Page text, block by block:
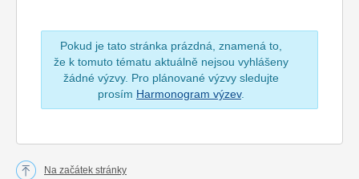
Pokud je tato stránka prázdná, znamená to,
že k tomuto tématu aktuálně nejsou vyhlášeny
žádné výzvy. Pro plánované výzvy sledujte
prosím Harmonogram výzev.
Na začátek stránky